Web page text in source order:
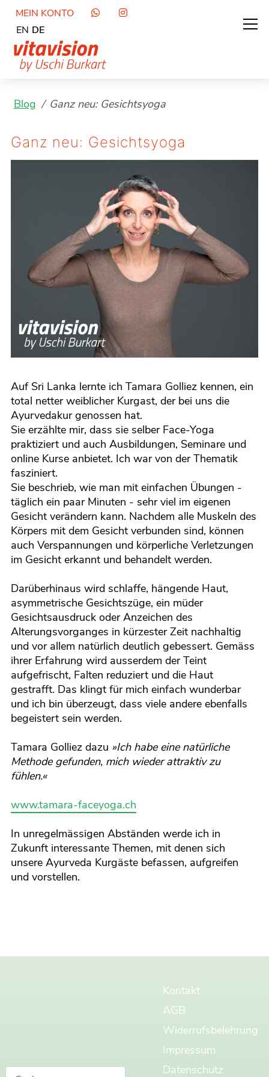
MEIN KONTO
EN DE
Blog Ganz neu: Gesichtsyoga
Ganz neu: Gesichtsyoga
Auf Sri Lanka lernte ich Tamara Golliez kennen, ein
total netter weiblicher Kurgast, der bei uns die
Ayurvedakur genossen hat.
Sie erzählte mir, dass sie selber Face-Yoga
praktiziert und auch Ausbildungen, Seminare und
online Kurse anbietet. Ich war von der Thematik
fasziniert.
Sie beschrieb, wie man mit einfachen Übungen -
täglich ein paar Minuten - sehr viel im eigenen
Gesicht verändern kann. Nachdem alle Muskeln des
Körpers mit dem Gesicht verbunden sind, können
auch Verspannungen und körperliche Verletzungen
im Gesicht erkannt und behandelt werden.
Darüberhinaus wird schlaffe, hängende Haut,
asymmetrische Gesichtszüge, ein müder
Gesichtsausdruck oder Anzeichen des
Alterungsvorganges in kürzester Zeit nachhaltig
und vor allem natürlich deutlich gebessert. Gemäss
ihrer Erfahrung wird ausserdem der Teint
aufgefrischt, Falten reduziert und die Haut
gestrafft. Das klingt für mich einfach wunderbar
und ich bin überzeugt, dass viele andere ebenfalls
begeistert sein werden.
Tamara Golliez dazu »Ich habe eine natürliche
Methode gefunden, mich wieder attraktiv zu
fühlen.«
www.tamara-faceyoga.ch
In unregelmässigen Abständen werde ich in
Zukunft interessante Themen, mit denen sich
unsere Ayurveda Kurgäste befassen, aufgreifen
und vorstellen.
Suchen
Kontakt
AGB
Widerrufsbelehrung
Impressum
Datenschutz